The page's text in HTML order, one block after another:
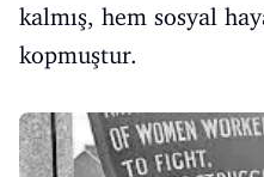
kalmış, hem sosyal
kopmuştur.